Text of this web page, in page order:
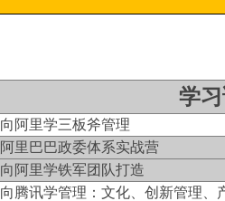
学
向阿里学三板斧管理
阿里巴巴政委体系实战营
向阿里学铁军团队打造
向腾讯学管理：文化、创新管理、